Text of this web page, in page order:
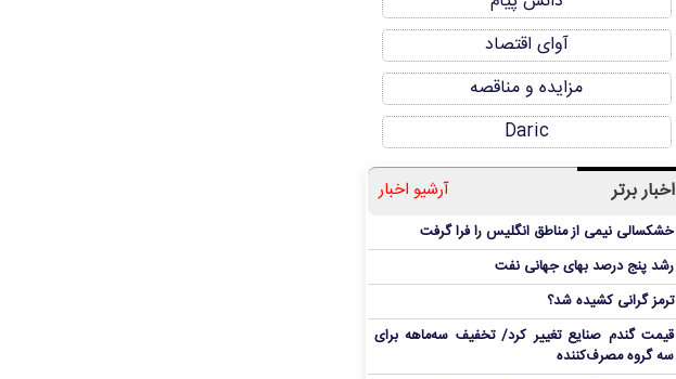
آوای اقتصاد
مزایده و مناقصه
Daric
اخبار برتر آرشیو اخبار
خشکسالی نیمی از مناطق انگلیس را فرا گرفت
رشد پنج درصد بهای جهانی نفت
ترمز گرانی کشیده شد؟
قیمت گندم صنایع تغییر کرد/ تخفیف سه‌ماهه برای
سه گروه مصرف‌کننده